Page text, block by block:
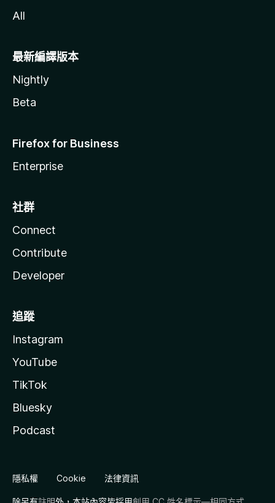
All
最新編譯版本
Nightly
Beta
Firefox for Business
Enterprise
社群
Connect
Contribute
Developer
追蹤
Instagram
YouTube
TikTok
Bluesky
Podcast
隱私權 Cookie 法律資訊